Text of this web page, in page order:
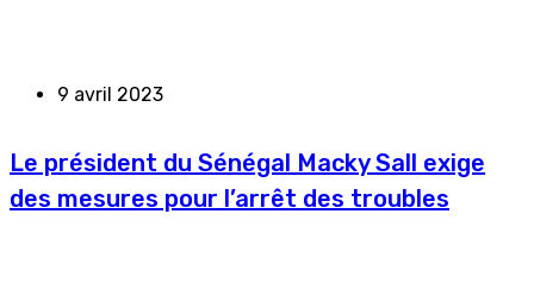
9 avril 2023
Le président du Sénégal Macky Sall exige
des mesures pour l’arrêt des troubles